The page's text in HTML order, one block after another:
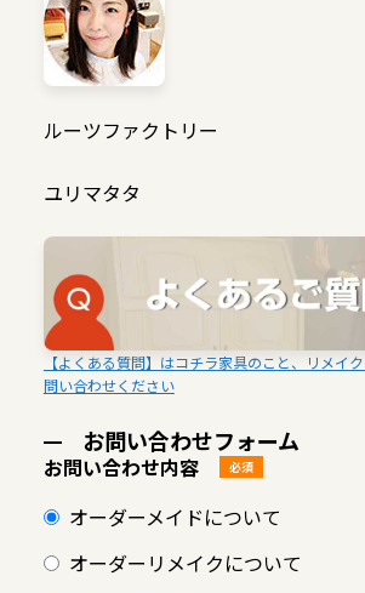
ルーツファクトリー
ユリマタタ
【よくある質問】はコチラ家具のこと、リメイ
問い合わせください
お問い合わせフォーム
お問い合わせ内容 必須
オーダーメイドについて
オーダーリメイクについて